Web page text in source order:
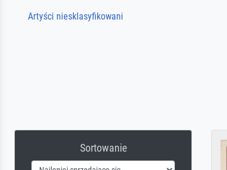
Artyści niesklasyfikowani
Sortowanie